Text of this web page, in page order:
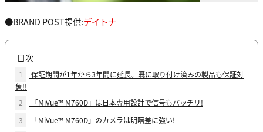
●BRAND POST提供:デイトナ
目次
1
保証期間が1年から3年間に延長。既に取り付け済みの製品も保証対
象!!
2
「MiVue™ M760D」は日本専用設計で信号もバッチリ!
3
「MiVue™ M760D」のカメラは明暗差に強い!